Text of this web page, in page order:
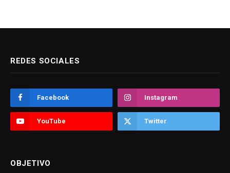
REDES SOCIALES
Facebook Instagram
YouTube Twitter
OBJETIVO